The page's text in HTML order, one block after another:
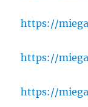
https://
https://
https://